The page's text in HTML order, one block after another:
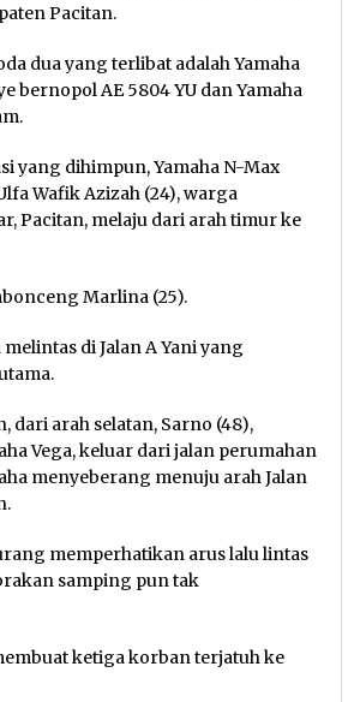
Pacitan.
dua yang terlibat adalah Yamaha
bernopol AE 5804 YU dan Yamaha
yang dihimpun, Yamaha N-Max
Wafik Azizah (24), warga
Pacitan, melaju dari arah timur ke
Marlina (25).
di Jalan A Yani yang
dari arah selatan, Sarno (48),
Vega, keluar dari jalan perumahan
menyeberang menuju arah Jalan
memperhatikan arus lalu lintas
samping pun tak
ketiga korban terjatuh ke